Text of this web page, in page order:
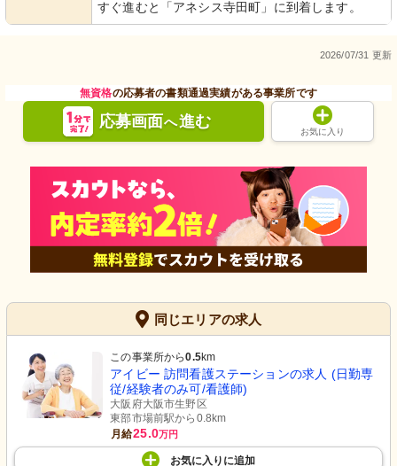
すぐ進むと「アネシス寺田町」に到着します。
2026/07/31 更新
無資格の応募者の書類通過実績がある事業所です
応募画面へ進む
お気に入り
同じエリアの求人
この事業所から0.5km
アイビー 訪問看護ステーションの求人 (日勤専
従/経験者のみ可/看護師)
大阪府大阪市生野区
東部市場前駅から0.8km
月給25.0万円
お気に入り に追加